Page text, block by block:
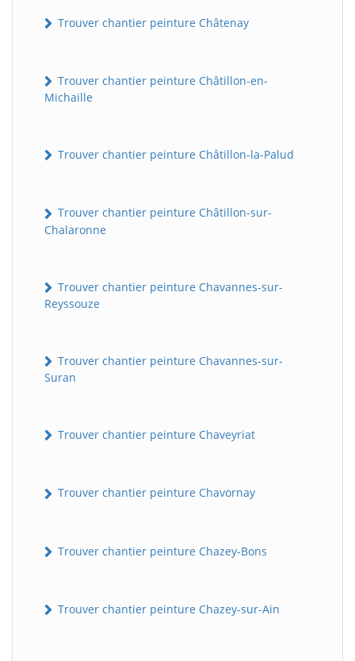
Trouver chantier peinture Châtenay
Trouver chantier peinture Châtillon-en-
Michaille
Trouver chantier peinture Châtillon-la-Palud
Trouver chantier peinture Châtillon-sur-
Chalaronne
Trouver chantier peinture Chavannes-sur-
Reyssouze
Trouver chantier peinture Chavannes-sur-
Suran
Trouver chantier peinture Chaveyriat
Trouver chantier peinture Chavornay
Trouver chantier peinture Chazey-Bons
Trouver chantier peinture Chazey-sur-Ain